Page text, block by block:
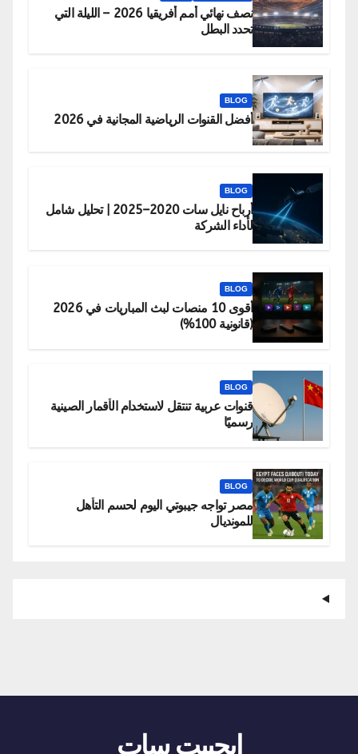
نصف نهائي أمم أفريقيا 2026 – الليلة التي
تحدد البطل
BLOG
أفضل القنوات الرياضية المجانية في 2026
BLOG
أرباح نايل سات 2020–2025 | تحليل شامل
لأداء الشركة
BLOG
أقوى 10 منصات لبث المباريات في 2026
(قانونية 100%)
BLOG
قنوات عربية تنتقل لاستخدام الأقمار الصينية
رسميًا
BLOG
مصر تواجه جيبوتي اليوم لحسم التأهل
للمونديال
ايجيبت سات